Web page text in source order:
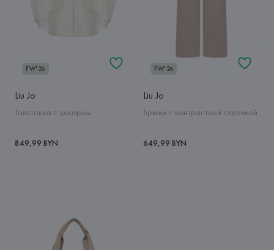
FW'26
Liu Jo
Толстовка с декором
849,99 BYN
FW'26
Liu Jo
Брюки с контрастной строчкой
649,99 BYN